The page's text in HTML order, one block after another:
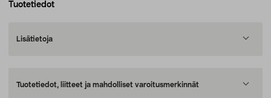
Tuotetiedot
Lisätietoja
Tuotetiedot, liitteet ja mahdolliset varoitusmerkinnät